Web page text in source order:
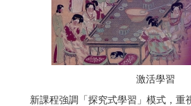
激活學習
新課程強調「探究式學習」模式，重視